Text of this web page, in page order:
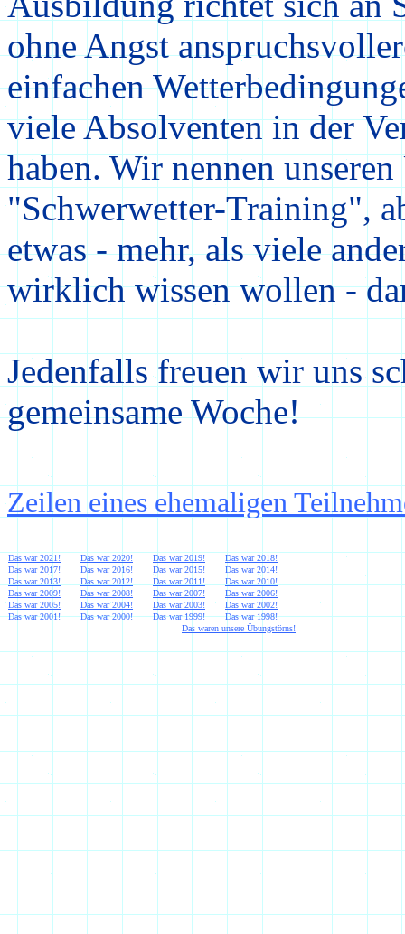
ohne Angst
einfachen
viele Absolventen in der
haben. Wir nennen
"Schwerwetter-Training",
etwas - mehr, als viele
wirklich wissen wollen -
Jedenfalls freuen wir uns
gemeinsame Woche!
Zeilen eines ehemaligen
Das war 2021 ! Das war 2020! Das war 2019! Das war 2018!
Das war 2017! Das war 2016! Das war 2015! Das war 2014!
Das war 2013!
Das war 2012! Das war 2011!
Das war 2010!
Das war 2009!
Das war 2008! Das war 2007!
Das war 2006!
Das war 2005!
Das war 2004! Das war 2003!
Das war 2002!
Das war 2001!
Das war 2000! Das war 1999!
Das war 1998!
Das waren unsere Übungstörns!